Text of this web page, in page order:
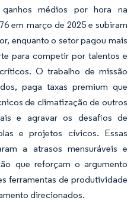
médios por hora na
em março de 2025 e subiram
enquanto o setor pagou mais
para competir por talentos e
O trabalho de missão
paga taxas premium que
de climatização de outros
e agravar os desafios de
e projetos cívicos. Essas
a atrasos mensuráveis e
que reforçam o argumento
ferramentas de produtividade
direcionados.